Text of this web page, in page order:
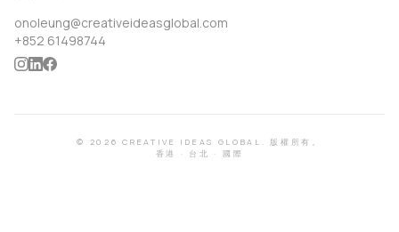
onoleung@creativeideasglobal.com
+852 61498744
© 2026 CREATIVE IDEAS GLOBAL.版權所有。
香港
台北 國際